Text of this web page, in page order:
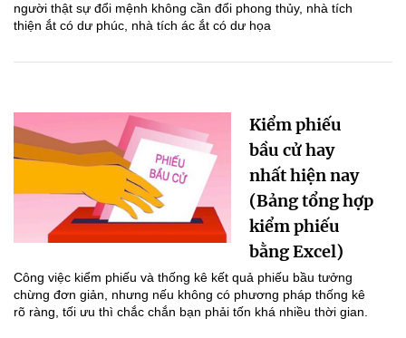
người thật sự đổi mệnh không cần đổi phong thủy, nhà tích
thiện ắt có dư phúc, nhà tích ác ắt có dư họa
Kiểm phiếu
bầu cử hay
nhất hiện nay
(Bảng tổng hợp
kiểm phiếu
bằng Excel)
Công việc kiểm phiếu và thống kê kết quả phiếu bầu tưởng
chừng đơn giản, nhưng nếu không có phương pháp thống kê
rõ ràng, tối ưu thì chắc chắn bạn phải tốn khá nhiều thời gian.